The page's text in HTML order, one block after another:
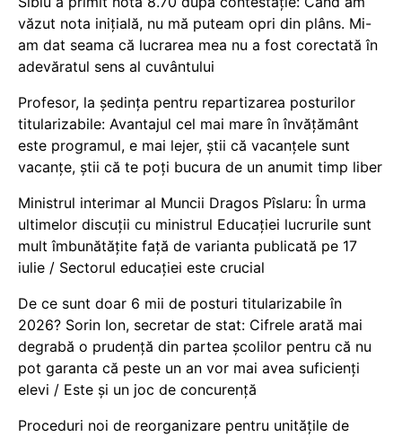
văzut nota inițială, nu mă puteam opri din plâns. Mi-
am dat seama că lucrarea mea nu a fost corectată în
adevăratul sens al cuvântului
Profesor, la ședința pentru repartizarea posturilor
titularizabile: Avantajul cel mai mare în învățământ
este programul, e mai lejer, știi că vacanțele sunt
vacanţe, știi că te poți bucura de un anumit timp liber
Ministrul interimar al Muncii Dragos Pîslaru: În urma
ultimelor discuții cu ministrul Educației lucrurile sunt
mult îmbunătățite față de varianta publicată pe 17
iulie / Sectorul educației este crucial
De ce sunt doar 6 mii de posturi titularizabile în
2026? Sorin Ion, secretar de stat: Cifrele arată mai
degrabă o prudență din partea școlilor pentru că nu
pot garanta că peste un an vor mai avea suficienți
elevi / Este și un joc de concurență
Proceduri noi de reorganizare pentru unitățile de